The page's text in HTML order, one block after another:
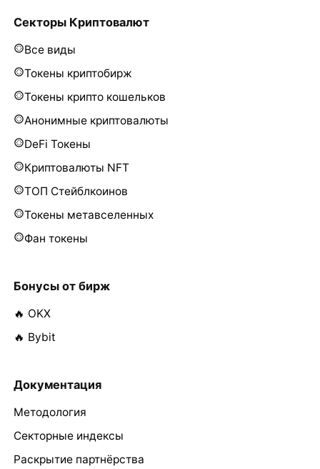
Секторы Криптовалют
Все виды
Токены криптобирж
Токены крипто кошельков
Анонимные криптовалюты
DeFi Токены
Криптовалюты NFT
ТОП Стейблкоинов
Токены метавселенных
Фан токены
Бонусы от бирж
🔥 OKX
🔥 Bybit
Документация
Методология
Секторные индексы
Раскрытие партнёрства